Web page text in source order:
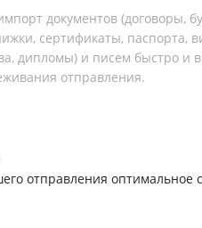
документов (договоры,
сертификаты, паспорта,
дипломы) и писем быстро и
отправления.
отправления оптимальное